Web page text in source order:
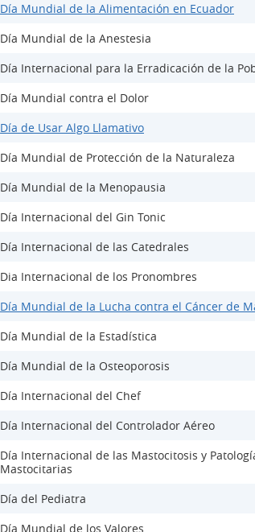
Día Mundial de la Alimentación en Ecuador
Día Mundial de la Anestesia
Día Internacional para la Erradicación de la
Día Mundial contra el Dolor
Día de Usar Algo Llamativo
Día Mundial de Protección de la Naturaleza
Día Mundial de la Menopausia
Día Internacional del Gin Tonic
Día Internacional de las Catedrales
Dia Internacional de los Pronombres
Día Mundial de la Lucha contra el Cáncer de
Día Mundial de la Estadística
Día Mundial de la Osteoporosis
Día Internacional del Chef
Día Internacional del Controlador Aéreo
Día Internacional de las Mastocitosis y
Mastocitarias
Día del Pediatra
Día Mundial de los Valores